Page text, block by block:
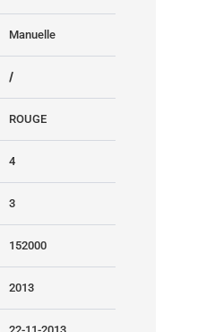
Manuelle
/
ROUGE
4
3
152000
2013